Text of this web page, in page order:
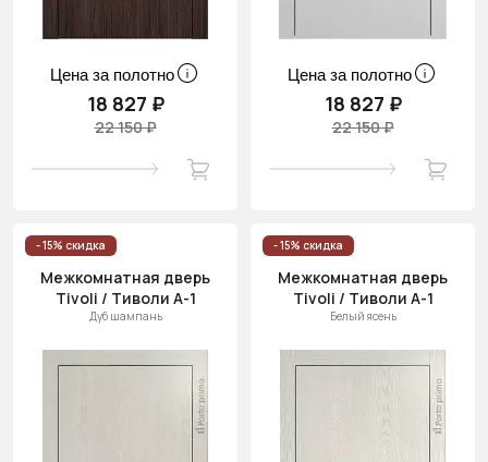
Цена за полотно
18 827 ₽
22 150 ₽
Цена за полотно
18 827 ₽
22 150 ₽
- 15% скидка
Межкомнатная дверь
Tivoli / Тиволи А-1
Дуб шампань
- 15% скидка
Межкомнатная дверь
Tivoli / Тиволи А-1
Белый ясень